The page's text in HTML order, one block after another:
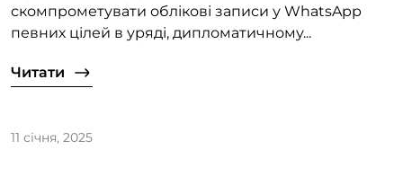
скомпрометувати облікові записи у WhatsApp
певних цілей в уряді, дипломатичному...
Читати
11 січня, 2025